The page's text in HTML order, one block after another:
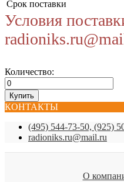
Срок поставки
Условия
Количество:
КОНТАКТЫ
(495) 544-73-50, (925)
radioniks.ru@mail.ru
О